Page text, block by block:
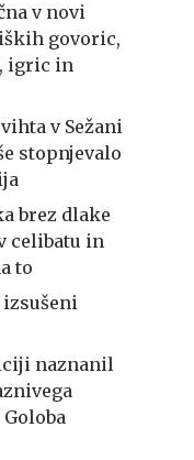
v novi
govoric,
igric in
v Sežani
stopnjevalo
brez dlake
celibatu in
to
naznanil
Goloba